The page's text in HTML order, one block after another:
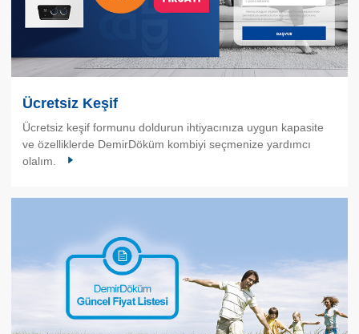
Ücretsiz Keşif
Ücretsiz keşif formunu doldurun ihtiyacınıza uygun kapasite
ve özelliklerde DemirDöküm kombiyi seçmenize yardımcı
olalım.